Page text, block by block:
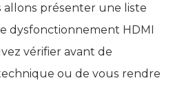
présenter une liste
dysfonctionnement HDMI
vérifier avant de
ou de vous rendre